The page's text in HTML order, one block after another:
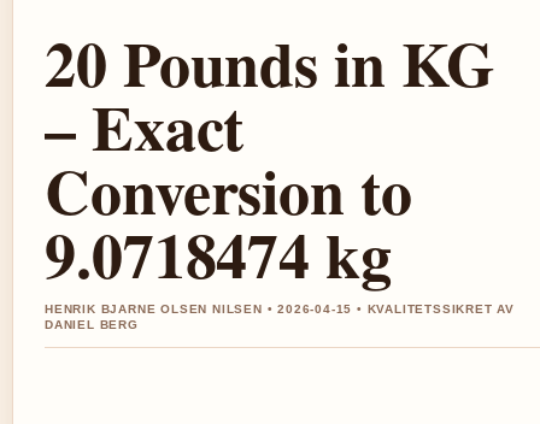
20 Pounds in KG
– Exact
Conversion to
9.0718474 kg
HENRIK BJARNE OLSEN NILSEN • 2026-04-15 • KVALITETSSIKRET AV
DANIEL BERG